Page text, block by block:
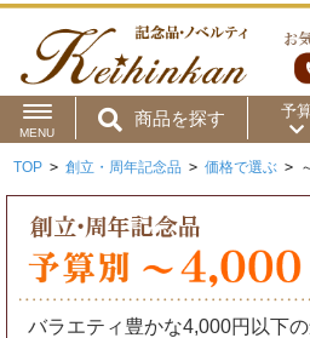
MENU
商品を探す 予
用途から
商品カテゴリ
価格帯から
～50円
～300円
～2,000円
TOP > 創立・周年記念品 > 価格で選ぶ >
バラエティ豊かな4,000円以下の